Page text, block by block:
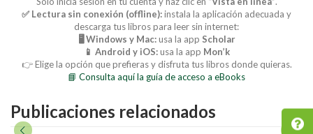
✅ Lectura sin conexión (offline):instala la aplicación adecuada y
descarga tus libros para leer sin internet:
🖥️ Windows y Mac:usa la app Scholar
📱 Android y iOS:usa la app Mon’k
👉 Elige la opción que prefieras y disfruta tus libros donde quieras.
📘 Consulta aquí la guía de acceso a eBooks
Publicaciones relacionados